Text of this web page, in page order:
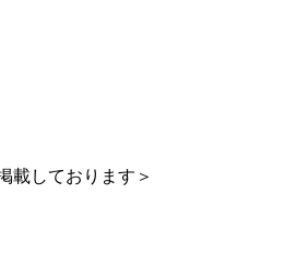
載しております＞